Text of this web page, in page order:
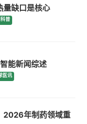
量缺口是核心
普
能新闻综述
医讯
2026年制药领域重